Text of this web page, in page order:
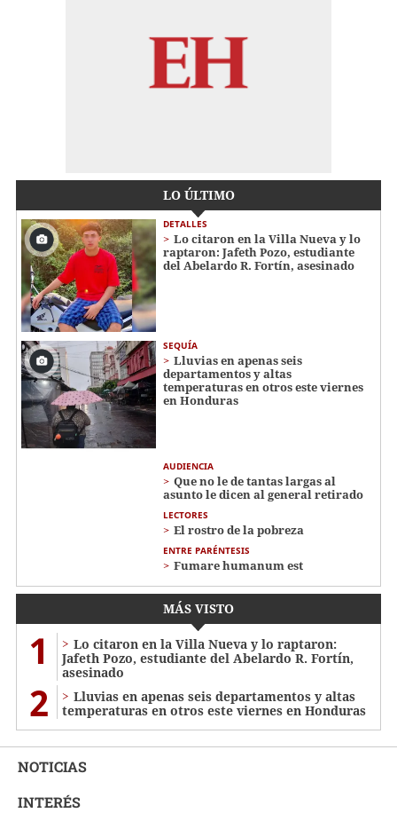
LO ÚLTIMO
DETALLES
Lo citaron en la Villa Nueva y lo
raptaron: Jafeth Pozo, estudiante
del Abelardo R. Fortín, asesinado
SEQUÍA
Lluvias en apenas seis
departamentos y altas
temperaturas en otros este viernes
en Honduras
AUDIENCIA
Que no le de tantas largas al
asunto le dicen al general retirado
LECTORES
El rostro de la pobreza
ENTRE PARÉNTESIS
Fumare humanum est
MÁS VISTO
1
Lo citaron en la Villa Nueva y lo raptaron:
Jafeth Pozo, estudiante del Abelardo R. Fortín,
asesinado
2
Lluvias en apenas seis departamentos y altas
temperaturas en otros este viernes en Honduras
NOTICIAS
INTERÉS